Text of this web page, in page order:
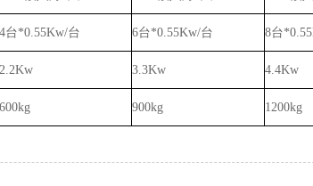
4台*0.55Kw/台 6台*0.55Kw/台 8台
2.2Kw 3.3Kw 4.4Kw
600kg 900kg 1200kg